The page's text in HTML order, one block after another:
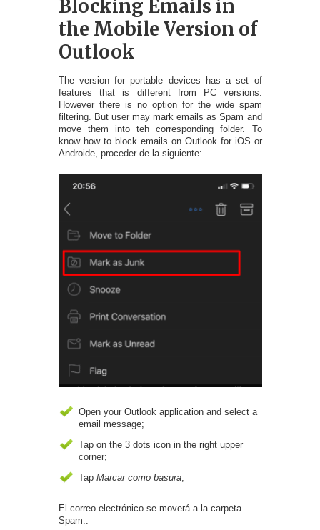
Blocking Emails in
the Mobile Version of
Outlook
The version for portable devices has a set of
features that is different from PC versions.
However there is no option for the wide spam
filtering. But user may mark emails as Spam and
move them into teh corresponding folder. To
know how to block emails on Outlook for iOS or
Androide, proceder de la siguiente:
Open your Outlook application and select a
email message;
Tap on the3 dots icon in the right upper
corner;
Tap Marcar como basura;
El correo electrónico se moverá a la carpeta
Spam..